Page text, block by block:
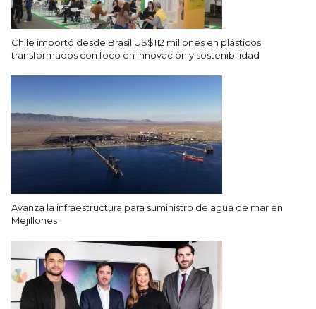
Chile importó desde Brasil US$112 millones en plásticos
transformados con foco en innovación y sostenibilidad
Avanza la infraestructura para suministro de agua de mar en
Mejillones